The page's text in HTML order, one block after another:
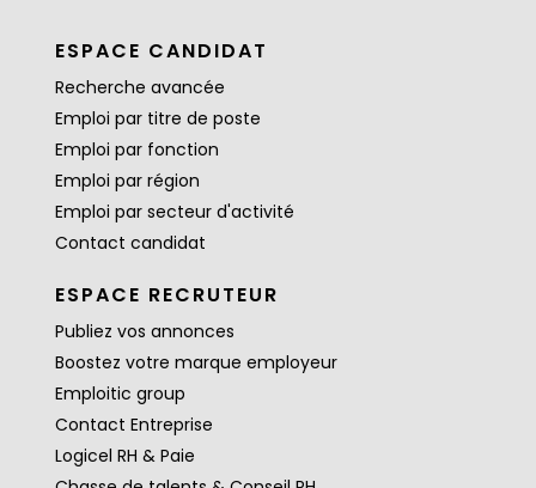
ESPACE CANDIDAT
Recherche avancée
Emploi par titre de poste
Emploi par fonction
Emploi par région
Emploi par secteur d'activité
Contact candidat
ESPACE RECRUTEUR
Publiez vos annonces
Boostez votre marque employeur
Emploitic group
Contact Entreprise
Logicel RH & Paie